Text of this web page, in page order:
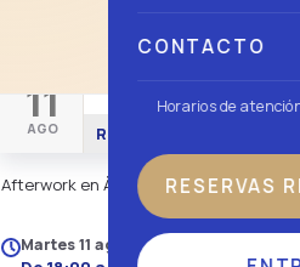
CONTACTO
Horarios de
RESERVAS
11
AGO RESERVA AHORA
Afterwork en Àtic · Afterwork.
Martes 11 agosto 2026